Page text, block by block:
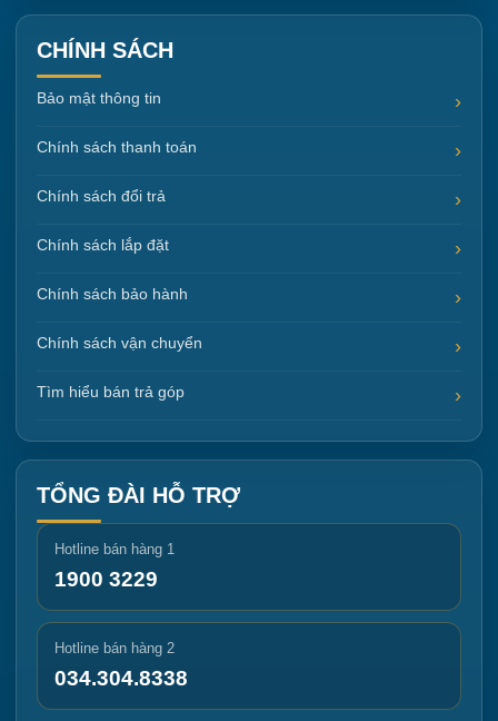
CHÍNH SÁCH
Bảo mật thông tin
Chính sách thanh toán
Chính sách đổi trả
Chính sách lắp đặt
Chính sách bảo hành
Chính sách vận chuyển
Tìm hiểu bán trả góp
TỔNG ĐÀI HỖ TRỢ
Hotline bán hàng 1
1900 3229
Hotline bán hàng 2
034.304.8338